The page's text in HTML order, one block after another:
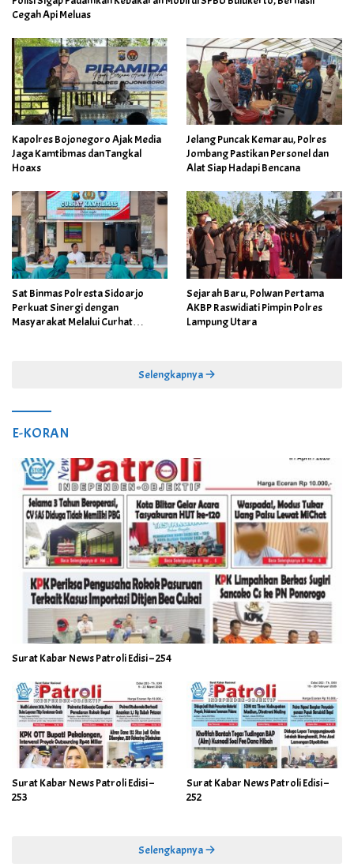
Cegah Api Meluas
Kapolres Bojonegoro Ajak Media
Jaga Kamtibmas dan Tangkal
Hoaxs
Jelang Puncak Kemarau, Polres
Jombang Pastikan Personel dan
Alat Siap Hadapi Bencana
Sat Binmas Polresta Sidoarjo
Perkuat Sinergi dengan
Masyarakat Melalui Curhat
Sejarah Baru, Polwan Pertama
AKBP Raswidiati Pimpin Polres
Lampung Utara
Selengkapnya
E-KORAN
Surat Kabar News Patroli Edisi – 254
Surat Kabar News Patroli Edisi –
253
Surat Kabar News Patroli Edisi –
252
Selengkapnya